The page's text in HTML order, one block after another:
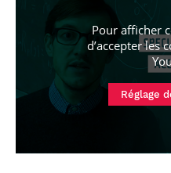
Pour afficher
d’accepter les
Réglage